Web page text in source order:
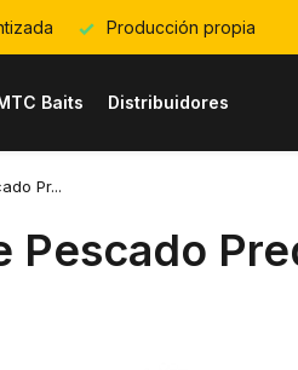
Producción propia
Baits Distribuidores
Pr...
Pescado